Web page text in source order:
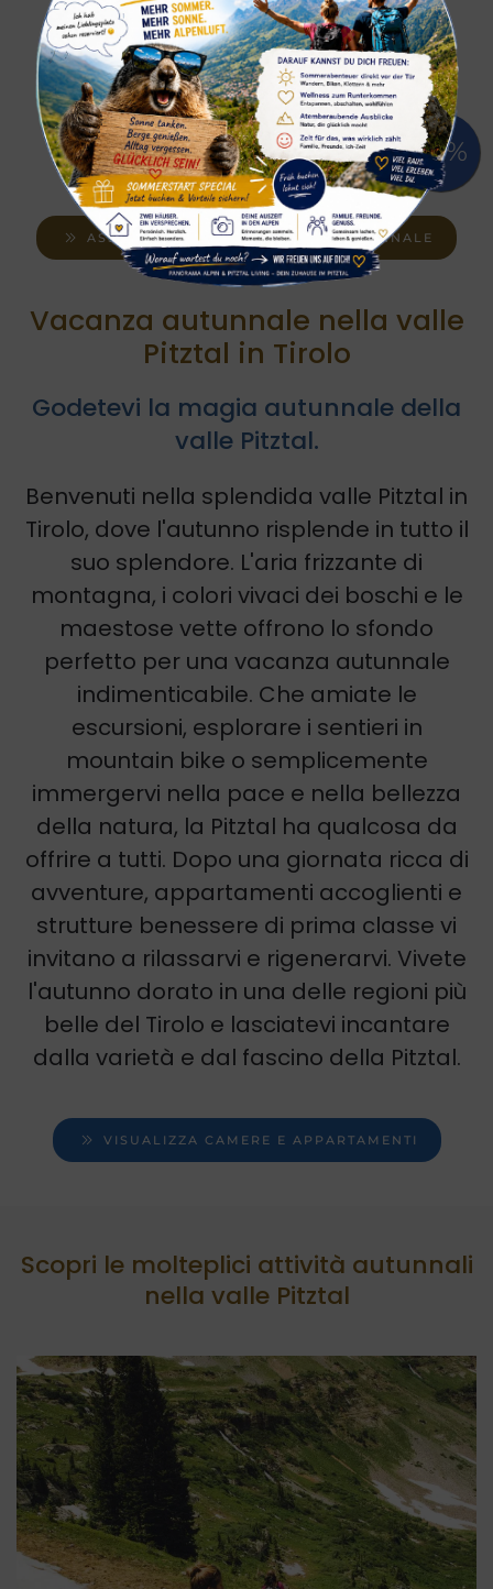
ASSICURATI LA TUA VACANZA AUTUNNALE
Vacanza autunnale nella valle
Pitztal in Tirolo
Godetevi la magia autunnale della
valle Pitztal.
Benvenuti nella splendida valle Pitztal in
Tirolo, dove l'autunno risplende in tutto il
suo splendore. L'aria frizzante di
montagna, i colori vivaci dei boschi e le
maestose vette offrono lo sfondo
perfetto per una vacanza autunnale
indimenticabile. Che amiate le
escursioni, esplorare i sentieri in
mountain bike o semplicemente
immergervi nella pace e nella bellezza
della natura, la Pitztal ha qualcosa da
offrire a tutti. Dopo una giornata ricca di
avventure, appartamenti accoglienti e
strutture benessere di prima classe vi
invitano a rilassarvi e rigenerarvi. Vivete
l'autunno dorato in una delle regioni più
belle del Tirolo e lasciatevi incantare
dalla varietà e dal fascino della Pitztal.
VISUALIZZA CAMERE E APPARTAMENTI
Scopri le molteplici attività autunnali
nella valle Pitztal